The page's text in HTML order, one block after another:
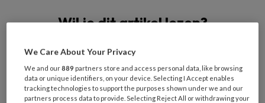
Wil je dit artikel lezen?
artikelen gratis per maand
Al een account of abonnement?Log dan in
We Care About Your Privacy
We and our889 partners store and access personal data, like browsing
data or unique identifiers, on your device. Selecting I Accept enables
tracking technologies to support the purposes shown under we and our
partners process data to provide. Selecting Reject All or withdrawing your